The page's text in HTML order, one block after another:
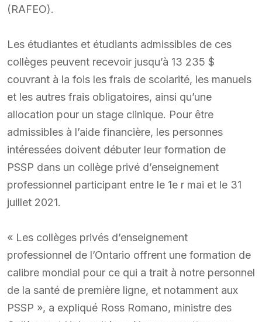
(RAFEO).
Les étudiantes et étudiants admissibles de ces
collèges peuvent recevoir jusqu’à 13 235 $
couvrant à la fois les frais de scolarité, les manuels
et les autres frais obligatoires, ainsi qu’une
allocation pour un stage clinique. Pour être
admissibles à l’aide financière, les personnes
intéressées doivent débuter leur formation de
PSSP dans un collège privé d’enseignement
professionnel participant entre le 1e r mai et le 31
juillet 2021.
« Les collèges privés d’enseignement
professionnel de l’Ontario offrent une formation de
calibre mondial pour ce qui a trait à notre personnel
de la santé de première ligne, et notamment aux
PSSP », a expliqué Ross Romano, ministre des